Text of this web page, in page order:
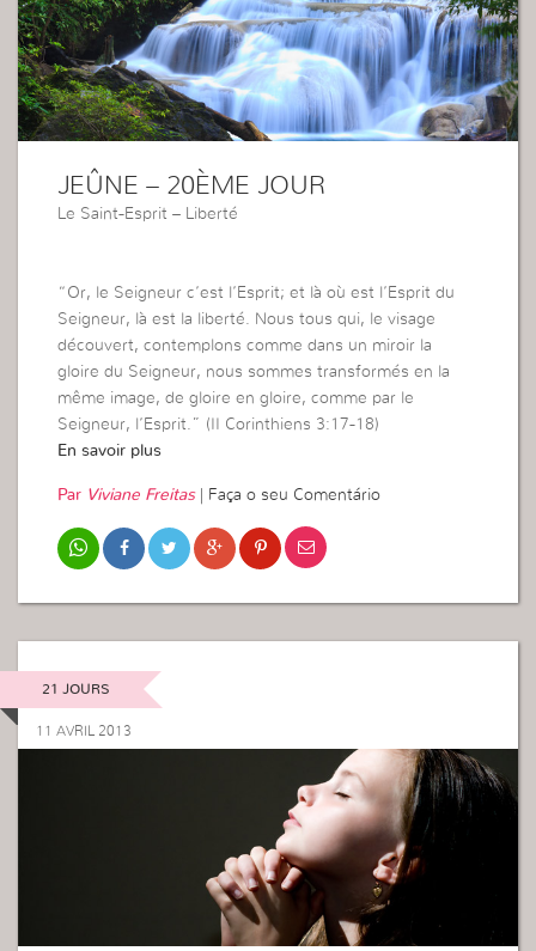
JEÛNE – 20ÈME JOUR
Le Saint-Esprit – Liberté
“Or, le Seigneur c’est l’Esprit; et là où est l’Esprit du
Seigneur, là est la liberté. Nous tous qui, le visage
découvert, contemplons comme dans un miroir la
gloire du Seigneur, nous sommes transformés en la
même image, de gloire en gloire, comme par le
Seigneur, l’Esprit.” (II Corinthiens 3:17-18)
En savoir plus
Par Viviane Freitas| Faça o seu Comentário
21 JOURS
11 AVRIL 2013